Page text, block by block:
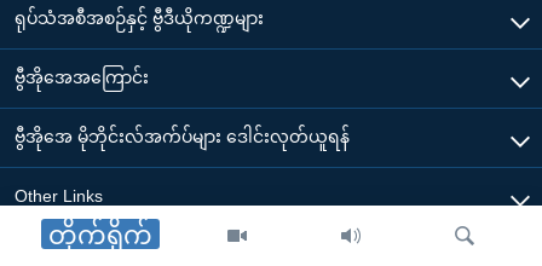
တိုက်ရိုက်
ရုပ်သံအစီအစဉ်နှင့် ဗွီဒီယိုကဏ္ဍများ
ဗွီအိုအေအကြောင်း
ဗွီအိုအေ မိုဘိုင်းလ်အက်ပ်များ ဒေါင်းလုတ်ယူရန်
Other Links